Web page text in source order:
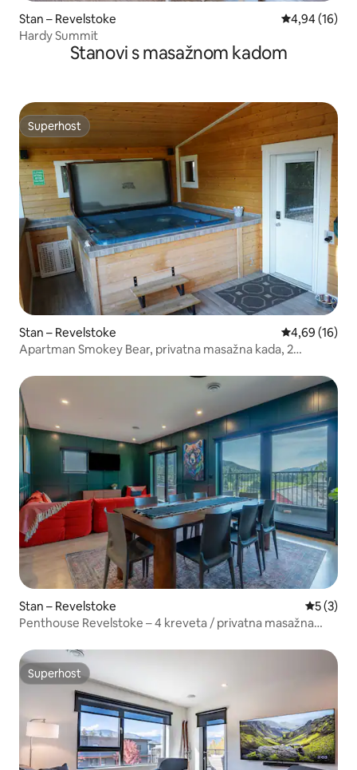
Stan – Revelstoke Prosječna
4,94 (16)
Hardy Summit
Stanovi s masažnom kadom
Superhost
Superhost
Stan – Revelstoke Prosječna
4,69 (16)
Apartman Smokey Bear, privatna masažna kada, 2
Stan – Revelstoke
5 (3)
Penthouse Revelstoke – 4 kreveta / privatna masažna
Superhost
Superhost